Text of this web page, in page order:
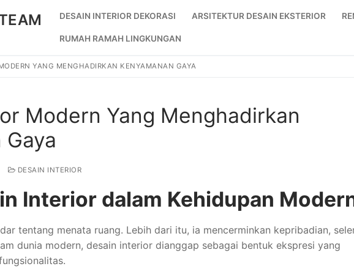
DESAIN INTERIOR DEKORASI ARSITEKTUR DESAIN EKSTERIOR
RUMAH RAMAH LINGKUNGAN
YANG MENGHADIRKAN KENYAMANAN GAYA
Modern Yang Menghadirkan
Gaya
DESAIN INTERIOR
Interior dalam Kehidupan
tentang menata ruang. Lebih dari itu, ia mencerminkan kepribadian,
dunia modern, desain interior dianggap sebagai bentuk ekspresi yang